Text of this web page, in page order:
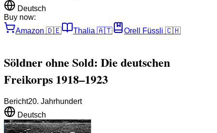
Deutsch
Buy now:
Amazon 🇩🇪 Thalia 🇦🇹 Orell Füssli 🇨🇭
Söldner ohne Sold: Die deutschen
Freikorps 1918–1923
Bericht20. Jahrhundert
Deutsch